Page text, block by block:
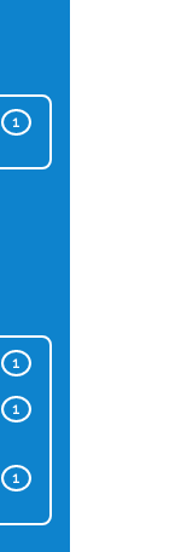
1
1
1
1